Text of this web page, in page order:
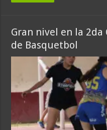
Gran nivel en la 2da
de Basquetbol